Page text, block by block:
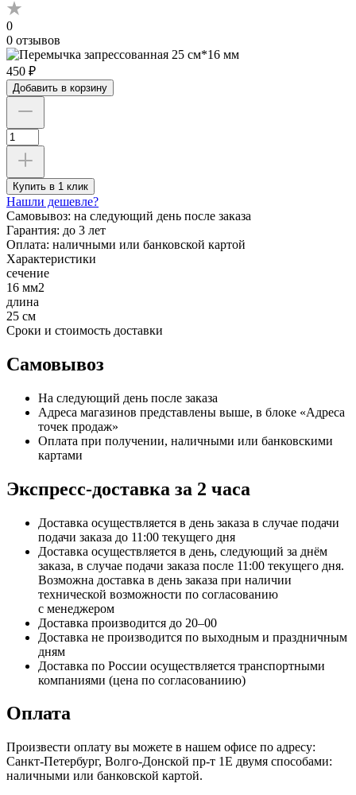
0
0 отзывов
450 ₽
Добавить в корзину
Купить в 1 клик
Нашли дешевле?
Самовывоз: на следующий день после заказа
Гарантия: до 3 лет
Оплата: наличными или банковской картой
Характеристики
сечение
16 мм2
длина
25 см
Сроки и стоимость доставки
Самовывоз
На следующий день после заказа
Адреса магазинов представлены выше, в блоке «Адреса
точек продаж»
Оплата при получении, наличными или банковскими
картами
Экспресс-доставка за 2 часa
Доставка осуществляется в день заказа в случае подачи
подачи заказа до 11:00 текущего дня
Доставка осуществляется в день, следующий за днём
заказа, в случае подачи заказа после 11:00 текущего дня.
Возможна доставка в день заказа при наличии
технической возможности по согласованию
с менеджером
Доставка производится до 20–00
Доставка не производится по выходным и праздничным
дням
Доставка по России осуществляется транспортными
компаниями (цена по согласованиию)
Оплата
Произвести оплату вы можете в нашем офисе по адресу:
Санкт-Петербург, Волго-Донской пр-т 1Е двумя способами:
наличными или банковской картой.